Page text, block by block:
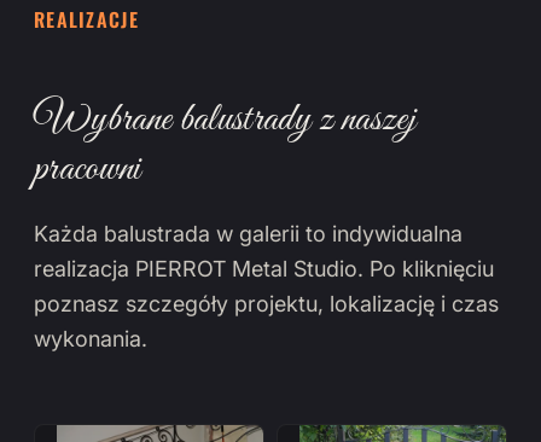
REALIZACJE
Wybrane balustrady z naszej
pracowni
Każda balustrada w galerii to indywidualna
realizacja PIERROT Metal Studio. Po kliknięciu
poznasz szczegóły projektu, lokalizację i czas
wykonania.